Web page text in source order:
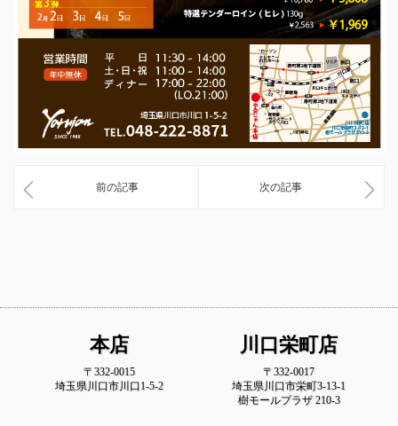
前の記事 次の記事
本店
〒332-0015
埼玉県川口市川口1-5-2
川口栄町店
〒332-0017
埼玉県川口市栄町3-13-1
樹モールプラザ 210-3